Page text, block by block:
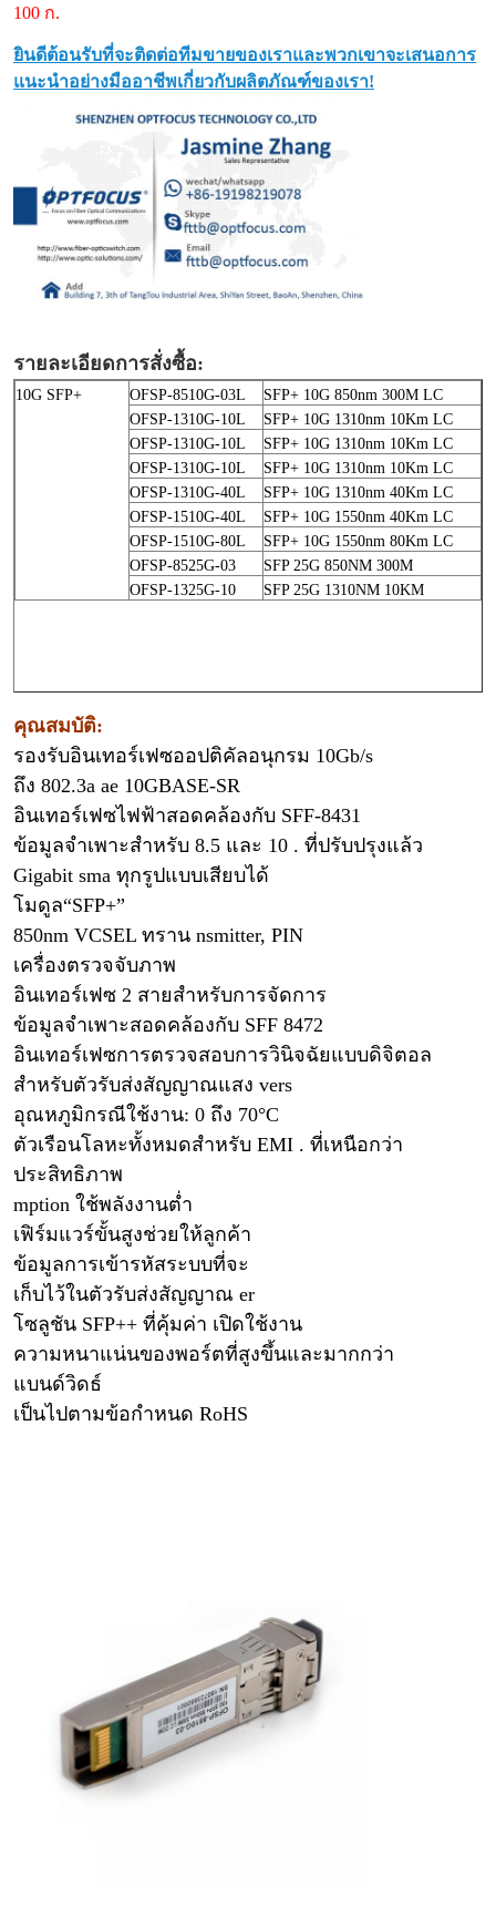
100 ก.
ยินดีต้อนรับที่จะติดต่อทีมขายของเราและพวกเขาจะเสนอการ
แนะนำอย่างมืออาชีพเกี่ยวกับผลิตภัณฑ์ของเรา!
รายละเอียดการสั่งซื้อ:
10G SFP+ OFSP-8510G-03L
SFP+ 10G 850nm 300M LC
OFSP-1310G-10L
SFP+ 10G 1310nm 10Km LC
OFSP-1310G-10L
SFP+ 10G 1310nm 10Km LC
OFSP-1310G-10L
SFP+ 10G 1310nm 10Km LC
OFSP-1310G-40L
SFP+ 10G 1310nm 40Km LC
OFSP-1510G-40L
SFP+ 10G 1550nm 40Km LC
OFSP-1510G-80L
SFP+ 10G 1550nm 80Km LC
OFSP-8525G-03
SFP 25G 850NM 300M
OFSP-1325G-10
SFP 25G 1310NM 10KM
คุณสมบัติ:
รองรับอินเทอร์เฟซออปติคัลอนุกรม 10Gb/s
ถึง 802.3a ae 10GBASE-SR
อินเทอร์เฟซไฟฟ้าสอดคล้องกับ SFF-8431
ข้อมูลจำเพาะสำหรับ 8.5 และ 10 . ที่ปรับปรุงแล้ว
Gigabit sma ทุกรูปแบบเสียบได้
โมดูล“SFP+”
850nm VCSEL ทราน nsmitter, PIN
เครื่องตรวจจับภาพ
อินเทอร์เฟซ 2 สายสำหรับการจัดการ
ข้อมูลจำเพาะสอดคล้องกับ SFF 8472
อินเทอร์เฟซการตรวจสอบการวินิจฉัยแบบดิจิตอล
สำหรับตัวรับส่งสัญญาณแสง vers
อุณหภูมิกรณีใช้งาน: 0 ถึง 70°C
ตัวเรือนโลหะทั้งหมดสำหรับ EMI . ที่เหนือกว่า
ประสิทธิภาพ
mption ใช้พลังงานต่ำ
เฟิร์มแวร์ขั้นสูงช่วยให้ลูกค้า
ข้อมูลการเข้ารหัสระบบที่จะ
เก็บไว้ในตัวรับส่งสัญญาณ er
โซลูชัน SFP++ ที่คุ้มค่า เปิดใช้งาน
ความหนาแน่นของพอร์ตที่สูงขึ้นและมากกว่า
แบนด์วิดธ์
เป็นไปตามข้อกำหนด RoHS